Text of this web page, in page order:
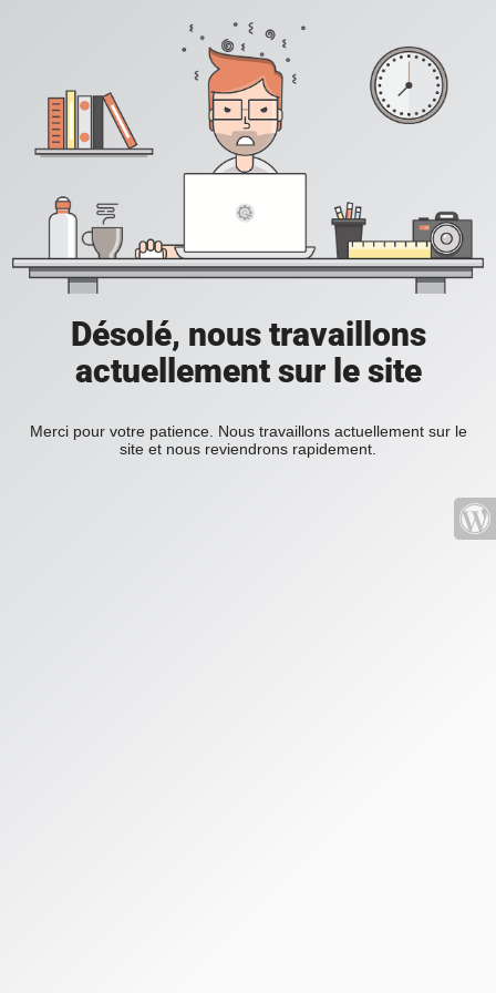
Désolé, nous travaillons
actuellement sur le site
Merci pour votre patience. Nous travaillons actuellement sur le
site et nous reviendrons rapidement.